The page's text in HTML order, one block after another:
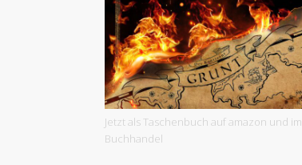
Jetzt als Taschenbuch auf amazon und im
Buchhandel